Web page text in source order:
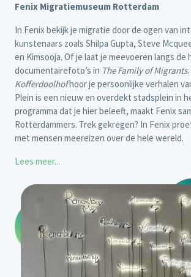
Fenix Migratiemuseum Rotterdam
In Fenix bekijk je migratie door de ogen van
kunstenaars zoals Shilpa Gupta, Steve
en Kimsooja. Of je laat je meevoeren langs de
documentairefoto’s in The Family of Migrants.
Kofferdoolhofhoor je persoonlijke verhalen
Plein is een nieuw en overdekt stadsplein in
programma dat je hier beleeft, maakt Fenix
Rotterdammers. Trek gekregen? In Fenix
met mensen meereizen over de hele wereld.
Lees meer...